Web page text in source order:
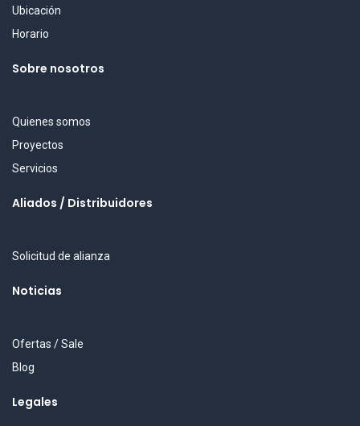
Ubicación
Horario
Sobre nosotros
Quienes somos
Proyectos
Servicios
Aliados / Distribuidores
Solicitud de alianza
Noticias
Ofertas / Sale
Blog
Legales